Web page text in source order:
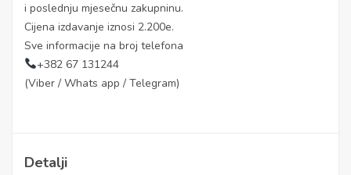
i poslednju mjesečnu zakupninu.
Cijena izdavanje iznosi 2.200e.
Sve informacije na broj telefona
+382 67 131244
(Viber / Whats app / Telegram)
Detalji